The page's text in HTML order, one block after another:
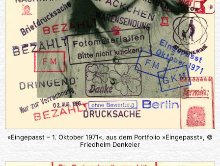
»Eingepasst – 1. Oktober 1971«, aus dem Portfolio »Eingepasst«, ©
Friedhelm Denkeler